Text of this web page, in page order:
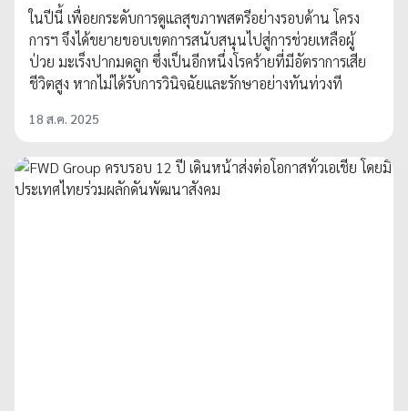
ในปีนี้ เพื่อยกระดับการดูแลสุขภาพสตรีอย่างรอบด้าน โครง
การฯ จึงได้ขยายขอบเขตการสนับสนุนไปสู่การช่วยเหลือผู้
ป่วย มะเร็งปากมดลูก ซึ่งเป็นอีกหนึ่งโรคร้ายที่มีอัตราการเสีย
ชีวิตสูง หากไม่ได้รับการวินิจฉัยและรักษาอย่างทันท่วงที
18 ส.ค. 2025